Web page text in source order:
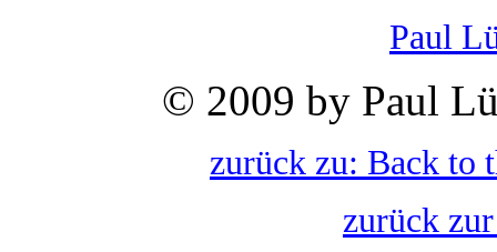
Paul
© 2009 by Paul
zurück zu: Back to
zurück